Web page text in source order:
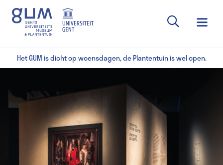
Het GUM is dicht op woensdagen, de Plantentuin is wel open.